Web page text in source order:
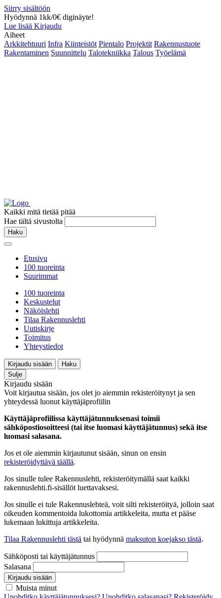
Siirry sisältöön
Hyödynnä 1kk/0€ diginäyte!
Lue lisää Kirjaudu
Aiheet
Arkkitehtuuri Infra Kiinteistöt Pientalo Projektit Rakennustuote
Rakentaminen Suunnittelu Talotekniikka Talous Työelämä
Kaikki mitä tietää pitää
Hae tältä sivustolta
Haku
Etusivu
100 tuoreinta
Suurimmat
100 tuoreinta
Keskustelut
Näköislehti
Tilaa Rakennuslehti
Uutiskirje
Toimitus
Yhteystiedot
Kirjaudu sisään
Haku
Sulje
Kirjaudu sisään
Voit kirjautua sisään, jos olet jo aiemmin rekisteröitynyt ja sen
yhteydessä luonut käyttäjäprofiilin
Käyttäjäprofiilissa käyttäjätunnuksenasi toimii
sähköpostiosoitteesi (tai itse luomasi käyttäjätunnus) sekä itse
luomasi salasana.
Jos et ole aiemmin kirjautunut sisään, sinun on ensin
rekisteröidyttävä täällä.
Jos sinulle tulee Rakennuslehti, rekisteröitymällä saat kaikki
rakennuslehti.fi-sisällöt luettavaksesi.
Jos sinulle ei tule Rakennuslehteä, voit silti rekisteröityä, jolloin saat
oikeuden kommentoida lukottomia artikkeleita, mutta et pääse
lukemaan lukittuja artikkeleita.
Tilaa Rakennuslehti tästä tai hyödynnä maksuton koejakso tästä.
Sähköposti tai käyttäjätunnus
Salasana
Kirjaudu sisään
Muista minut